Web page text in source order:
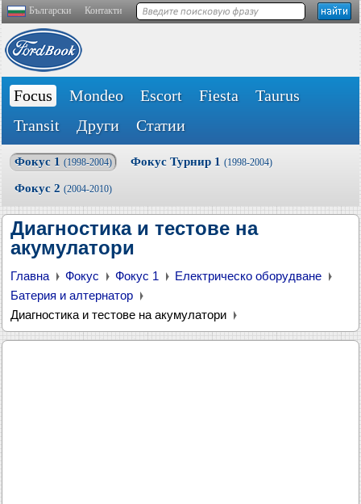
Български Контакти
Focus Mondeo Escort Fiesta
Taurus
Transit
Други Статии
Фокус 1 (1998-2004) Фокус Турнир 1 (1998-2004)
Фокус 2 (2004-2010)
Диагностика и тестове на
акумулатори
Главна Фокус Фокус 1
Електрическо оборудване
Батерия и алтернатор
Диагностика и тестове на акумулатори